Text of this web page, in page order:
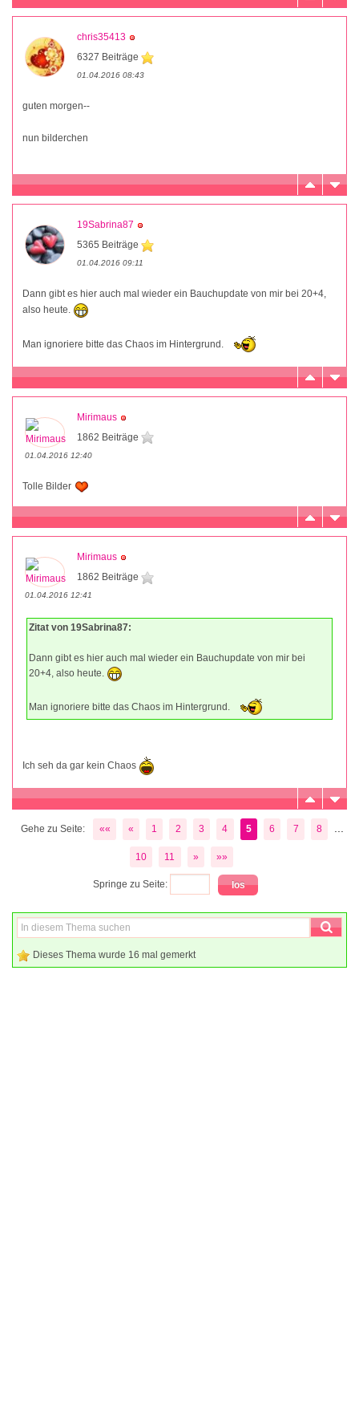
chris35413
6327 Beiträge
01.04.2016 08:43
guten morgen--
nun bilderchen
19Sabrina87
5365 Beiträge
01.04.2016 09:11
Dann gibt es hier auch mal wieder ein Bauchupdate von mir bei 20+4,
also heute.
Man ignoriere bitte das Chaos im Hintergrund.
Mirimaus
1862 Beiträge
01.04.2016 12:40
Tolle Bilder
Mirimaus
1862 Beiträge
01.04.2016 12:41
Zitat von 19Sabrina87:
Dann gibt es hier auch mal wieder ein Bauchupdate von mir bei
20+4, also heute.
Man ignoriere bitte das Chaos im Hintergrund.
Ich seh da gar kein Chaos
Gehe zu Seite: «« « 1 2 3 4 5 6 7 8
10 11 » »»
Springe zu Seite:
Dieses Thema wurde 16 mal gemerkt